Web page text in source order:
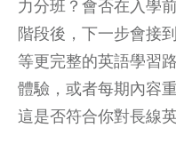
力分班？會否在入學
階段後，下一步會接
等更完整的英語學習
體驗，或者每期內容
這是否符合你對長線